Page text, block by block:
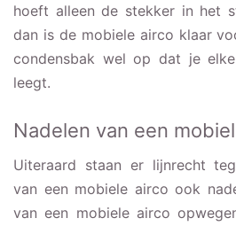
hoeft alleen de stekker in het
dan is de mobiele airco klaar
condensbak wel op dat je
leegt.
Nadelen van een
Uiteraard staan er lijnrecht
van een mobiele airco ook
van een mobiele airco